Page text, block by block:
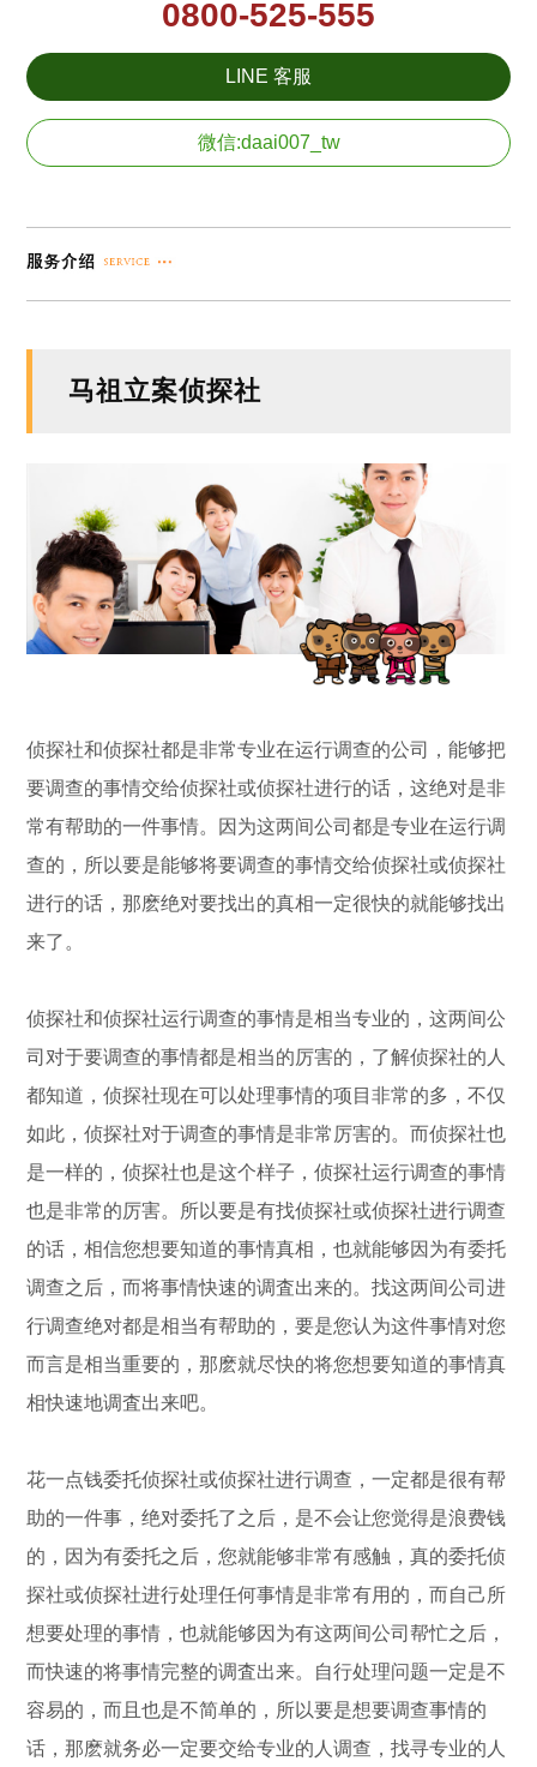
0800-525-555
LINE 客服
微信:daai007_tw
马祖立案侦探社
侦探社和侦探社都是非常专业在运行调查的公司，能够把
要调查的事情交给侦探社或侦探社进行的话，这绝对是非
常有帮助的一件事情。因为这两间公司都是专业在运行调
查的，所以要是能够将要调查的事情交给侦探社或侦探社
进行的话，那麽绝对要找出的真相一定很快的就能够找出
来了。
侦探社和侦探社运行调查的事情是相当专业的，这两间公
司对于要调查的事情都是相当的厉害的，了解侦探社的人
都知道，侦探社现在可以处理事情的项目非常的多，不仅
如此，侦探社对于调查的事情是非常厉害的。而侦探社也
是一样的，侦探社也是这个样子，侦探社运行调查的事情
也是非常的厉害。所以要是有找侦探社或侦探社进行调查
的话，相信您想要知道的事情真相，也就能够因为有委托
调查之后，而将事情快速的调査出来的。找这两间公司进
行调查绝对都是相当有帮助的，要是您认为这件事情对您
而言是相当重要的，那麽就尽快的将您想要知道的事情真
相快速地调査出来吧。
花一点钱委托侦探社或侦探社进行调查，一定都是很有帮
助的一件事，绝对委托了之后，是不会让您觉得是浪费钱
的，因为有委托之后，您就能够非常有感触，真的委托侦
探社或侦探社进行处理任何事情是非常有用的，而自己所
想要处理的事情，也就能够因为有这两间公司帮忙之后，
而快速的将事情完整的调査出来。自行处理问题一定是不
容易的，而且也是不简单的，所以要是想要调查事情的
话，那麽就务必一定要交给专业的人调查，找寻专业的人